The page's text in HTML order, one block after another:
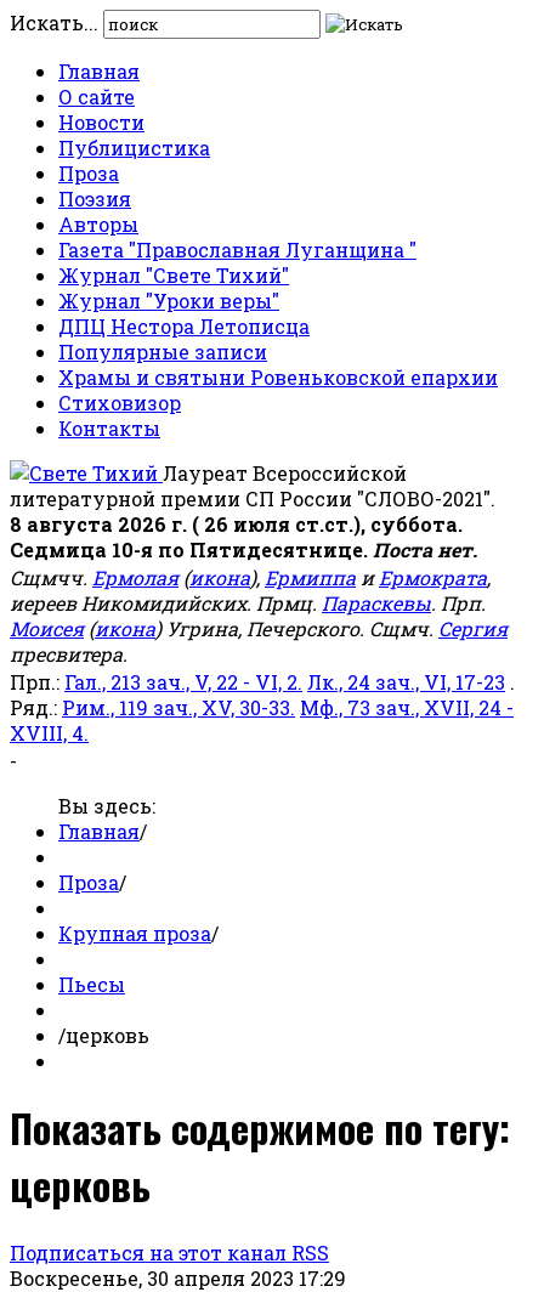
Искать...
Главная
О сайте
Новости
Публицистика
Проза
Поэзия
Авторы
Газета "Православная Луганщина "
Журнал "Свете Тихий"
Журнал "Уроки веры"
ДПЦ Нестора Летописца
Популярные записи
Храмы и святыни Ровеньковской епархии
Стиховизор
Контакты
Лауреат Всероссийской
литературной премии СП России "СЛОВО-2021".
8 августа 2026 г. ( 26 июля ст.ст.), суббота.
Седмица 10-я по Пятидесятнице. Поста нет.
Сщмчч. Ермолая(икона), Ермиппа иЕрмократа,
иереев Никомидийских. Прмц. Параскевы. Прп.
Моисея(икона) Угрина, Печерского. Сщмч. Сергия
пресвитера.
Прп.: Гал., 213 зач., V, 22 - VI, 2. Лк., 24 зач., VI, 17-23 .
Ряд.: Рим., 119 зач., XV, 30-33. Мф., 73 зач., XVII, 24 -
XVIII, 4.
-
Вы здесь:
Главная/
Проза/
Крупная проза/
Пьесы
/церковь
Показать содержимое по тегу:
церковь
Подписаться на этот канал RSS
Воскресенье, 30 апреля 2023 17:29